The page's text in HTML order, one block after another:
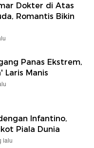
Dokter di Atas
Romantis Bikin
Panas Ekstrem,
Laris Manis
Infantino,
Piala Dunia
lalu